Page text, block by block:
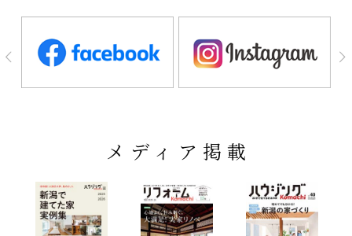
メディア掲載